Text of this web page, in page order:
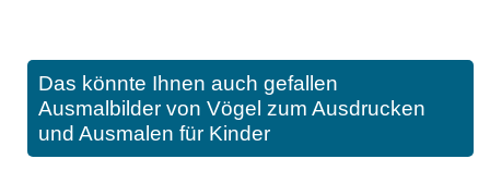
Das könnte Ihnen auch gefallen
Ausmalbilder von Vögel zum Ausdrucken
und Ausmalen für Kinder